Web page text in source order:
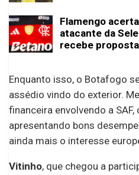
Flamengo
atacante da
recebe
Enquanto isso, o Botafogo
assédio vindo do exterior.
financeira envolvendo a
apresentando bons
ainda mais o interesse
Vitinho, que chegou a